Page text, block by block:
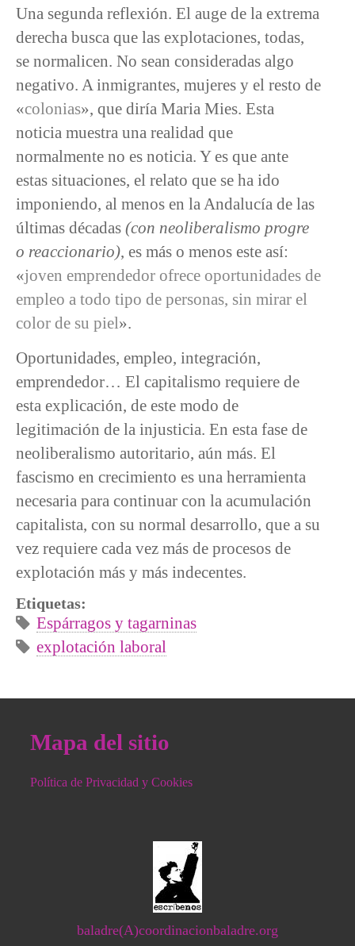
Una segunda reflexión. El auge de la extrema
derecha busca que las explotaciones, todas,
se normalicen. No sean consideradas algo
negativo. A inmigrantes, mujeres y el resto de
«colonias», que diría Maria Mies. Esta
noticia muestra una realidad que
normalmente no es noticia. Y es que ante
estas situaciones, el relato que se ha ido
imponiendo, al menos en la Andalucía de las
últimas décadas (con neoliberalismo progre
o reaccionario), es más o menos este así:
«joven emprendedor ofrece oportunidades de
empleo a todo tipo de personas, sin mirar el
color de su piel».
Oportunidades, empleo, integración,
emprendedor… El capitalismo requiere de
esta explicación, de este modo de
legitimación de la injusticia. En esta fase de
neoliberalismo autoritario, aún más. El
fascismo en crecimiento es una herramienta
necesaria para continuar con la acumulación
capitalista, con su normal desarrollo, que a su
vez requiere cada vez más de procesos de
explotación más y más indecentes.
Etiquetas:
Espárragos y tagarninas
explotación laboral
Mapa del sitio
Política de Privacidad y Cookies
baladre(A)coordinacionbaladre.org